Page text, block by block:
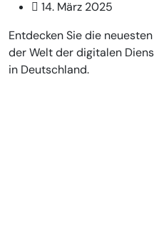
14. März 2025
Entdecken Sie die
der Welt der digitalen
in Deutschland.